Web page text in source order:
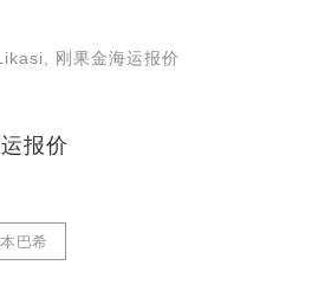
刚果金海运报价
报价
巴希